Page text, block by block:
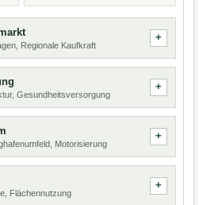
Regionale Kaufkraft
Gesundheitsversorgung
Motorisierung
Flächennutzung